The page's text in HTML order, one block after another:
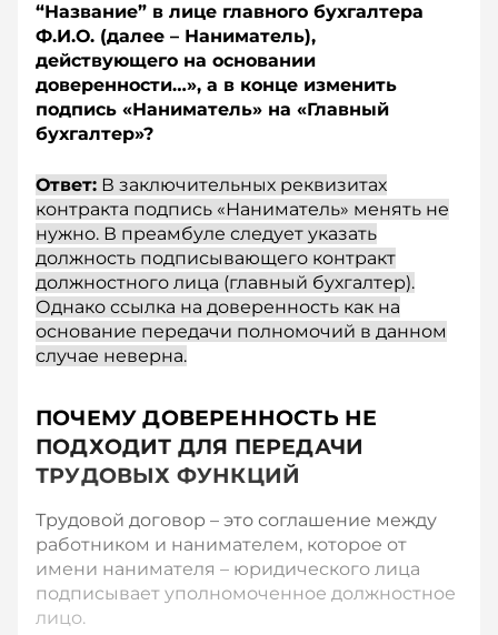
“Название” в лице главного бухгалтера
Ф.И.О. (далее – Наниматель),
действующего на основании
доверенности…», а в конце изменить
подпись «Наниматель» на «Главный
бухгалтер»?
Ответ: В заключительных реквизитах
контракта подпись «Наниматель» менять не
нужно. В преамбуле следует указать
должность подписывающего контракт
должностного лица (главный бухгалтер).
Однако ссылка на доверенность как на
основание передачи полномочий в данном
случае неверна.
ПОЧЕМУ ДОВЕРЕННОСТЬ НЕ
ПОДХОДИТ ДЛЯ ПЕРЕДАЧИ
ТРУДОВЫХ ФУНКЦИЙ
Трудовой договор – это соглашение между
работником и нанимателем, которое от
имени нанимателя – юридического лица
подписывает уполномоченное должностное
лицо.